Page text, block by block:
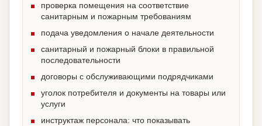
проверка помещения на соответствие
санитарным и пожарным требованиям
подача уведомления о начале деятельности
санитарный и пожарный блоки в правильной
последовательности
договоры с обслуживающими подрядчиками
уголок потребителя и документы на товары или
услуги
инструктаж персонала: что показывать